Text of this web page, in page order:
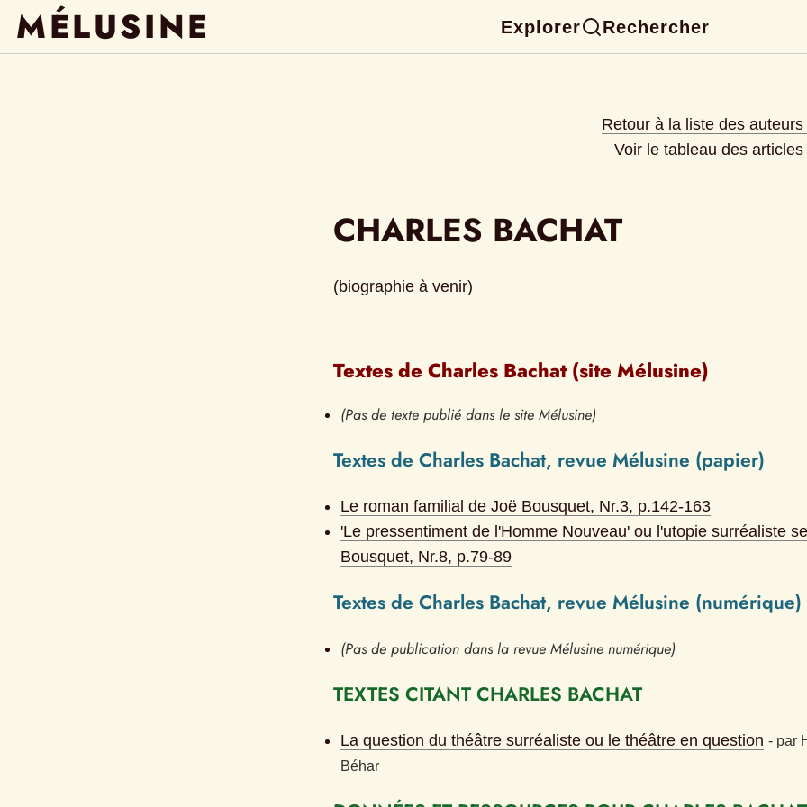
MÉLUSINE Explorer Rechercher
Retour à la liste des
Voir le tableau des
CHARLES BACHAT
(biographie à venir)
Textes de Charles Bachat (site Mélusine)
(Pas de texte publié dans le site Mélusine)
Textes de Charles Bachat, revue Mélusine (papier)
Le roman familial de Joë Bousquet, Nr.3, p.142-163
'Le pressentiment de l'Homme Nouveau' ou l'utopie surréaliste
Bousquet, Nr.8, p.79-89
Textes de Charles Bachat, revue Mélusine (numérique)
(Pas de publication dans la revue Mélusine numérique)
TEXTES CITANT CHARLES BACHAT
La question du théâtre surréaliste ou le théâtre en question - par
Béhar